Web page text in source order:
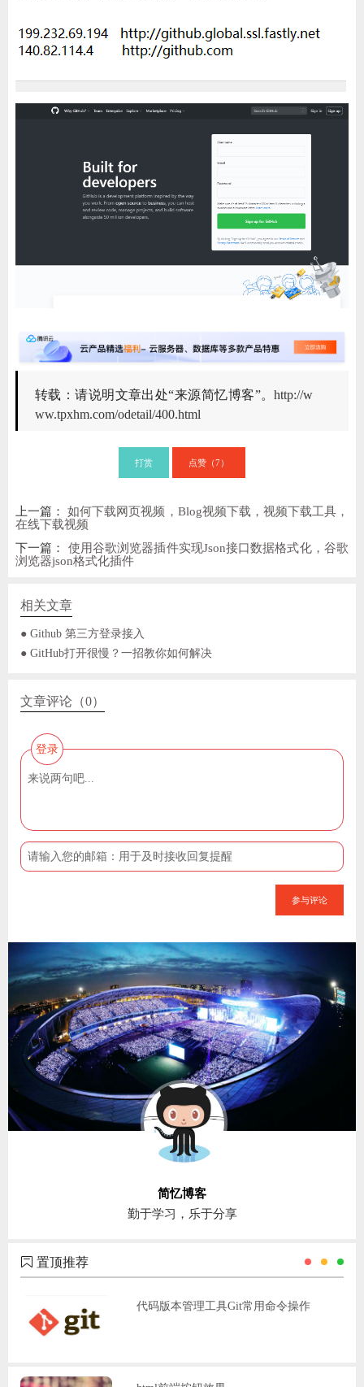
转载：请说明文章出处“来源简忆博客”。http://w
ww.tpxhm.com/odetail/400.html
打赏 点赞（7）
上一篇：如何下载网页视频，Blog视频下载，视频下载工具，
在线下载视频
下一篇： 使用谷歌浏览器插件实现Json接口数据格式化，谷歌
浏览器json格式化插件
相关文章
● Github 第三方登录接入
● GitHub打开很慢？一招教你如何解决
文章评论（0）
登录
参与评论
简忆博客
勤于学习，乐于分享
置顶推荐
代码版本管理工具Git常用命令操作